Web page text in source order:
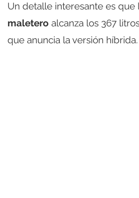
Un detalle interesante es que
maletero alcanza los 367
que anuncia la versión híbrida.